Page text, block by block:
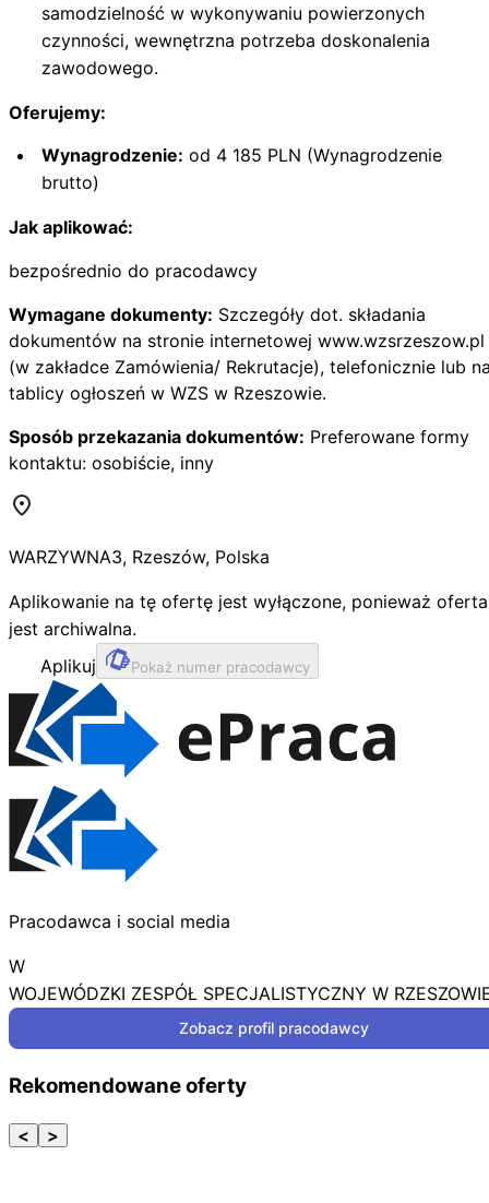
samodzielność w wykonywaniu powierzonych
czynności, wewnętrzna potrzeba doskonalenia
zawodowego.
Oferujemy:
Wynagrodzenie: od 4 185 PLN (Wynagrodzenie
brutto)
Jak aplikować:
bezpośrednio do pracodawcy
Wymagane dokumenty: Szczegóły dot. składania
dokumentów na stronie internetowej www.wzsrzeszow.pl
(w zakładce Zamówienia/ Rekrutacje), telefonicznie lub
tablicy ogłoszeń w WZS w Rzeszowie.
Sposób przekazania dokumentów: Preferowane formy
kontaktu: osobiście, inny
WARZYWNA3, Rzeszów, Polska
Aplikowanie na tę ofertę jest wyłączone, ponieważ oferta
jest archiwalna.
Aplikuj
Pokaż numer pracodawcy
Pracodawca i social media
W
WOJEWÓDZKI ZESPÓŁ SPECJALISTYCZNY W
Zobacz profil pracodawcy
Rekomendowane oferty
< >